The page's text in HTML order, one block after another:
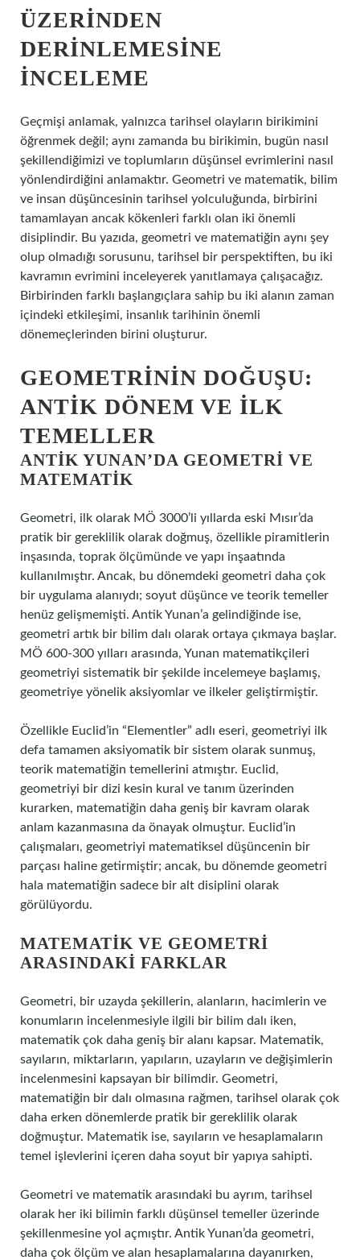
ÜZERINDEN
DERINLEMESINE
İNCELEME
Geçmişi anlamak, yalnızca tarihsel olayların birikimini
öğrenmek değil; aynı zamanda bu birikimin, bugün nasıl
şekillendiğimizi ve toplumların düşünsel evrimlerini nasıl
yönlendirdiğini anlamaktır. Geometri ve matematik, bilim
ve insan düşüncesinin tarihsel yolculuğunda, birbirini
tamamlayan ancak kökenleri farklı olan iki önemli
disiplindir. Bu yazıda, geometri ve matematiğin aynı şey
olup olmadığı sorusunu, tarihsel bir perspektiften, bu iki
kavramın evrimini inceleyerek yanıtlamaya çalışacağız.
Birbirinden farklı başlangıçlara sahip bu iki alanın zaman
içindeki etkileşimi, insanlık tarihinin önemli
dönemeçlerinden birini oluşturur.
GEOMETRININ DOĞUŞU:
ANTIK DÖNEM VE İLK
TEMELLER
ANTIK YUNAN’DA GEOMETRI VE
MATEMATIK
Geometri, ilk olarak MÖ 3000’li yıllarda eski Mısır’da
pratik bir gereklilik olarak doğmuş, özellikle piramitlerin
inşasında, toprak ölçümünde ve yapı inşaatında
kullanılmıştır. Ancak, bu dönemdeki geometri daha çok
bir uygulama alanıydı; soyut düşünce ve teorik temeller
henüz gelişmemişti. Antik Yunan’a gelindiğinde ise,
geometri artık bir bilim dalı olarak ortaya çıkmaya başlar.
MÖ 600-300 yılları arasında, Yunan matematikçileri
geometriyi sistematik bir şekilde incelemeye başlamış,
geometriye yönelik aksiyomlar ve ilkeler geliştirmiştir.
Özellikle Euclid’in “Elementler” adlı eseri, geometriyi ilk
defa tamamen aksiyomatik bir sistem olarak sunmuş,
teorik matematiğin temellerini atmıştır. Euclid,
geometriyi bir dizi kesin kural ve tanım üzerinden
kurarken, matematiğin daha geniş bir kavram olarak
anlam kazanmasına da önayak olmuştur. Euclid’in
çalışmaları, geometriyi matematiksel düşüncenin bir
parçası haline getirmiştir; ancak, bu dönemde geometri
hala matematiğin sadece bir alt disiplini olarak
görülüyordu.
MATEMATIK VE GEOMETRI
ARASINDAKI FARKLAR
Geometri, bir uzayda şekillerin, alanların, hacimlerin ve
konumların incelenmesiyle ilgili bir bilim dalı iken,
matematik çok daha geniş bir alanı kapsar. Matematik,
sayıların, miktarların, yapıların, uzayların ve değişimlerin
incelenmesini kapsayan bir bilimdir. Geometri,
matematiğin bir dalı olmasına rağmen, tarihsel olarak çok
daha erken dönemlerde pratik bir gereklilik olarak
doğmuştur. Matematik ise, sayıların ve hesaplamaların
temel işlevlerini içeren daha soyut bir yapıya sahipti.
Geometri ve matematik arasındaki bu ayrım, tarihsel
olarak her iki bilimin farklı düşünsel temeller üzerinde
şekillenmesine yol açmıştır. Antik Yunan’da geometri,
daha çok ölçüm ve alan hesaplamalarına dayanırken,